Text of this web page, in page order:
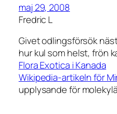
maj 29, 2008
Fredric L
Givet odlingsförsök
hur kul som helst, frön
Flora Exotica i Kanada
Wikipedia-artikeln för
upplysande för